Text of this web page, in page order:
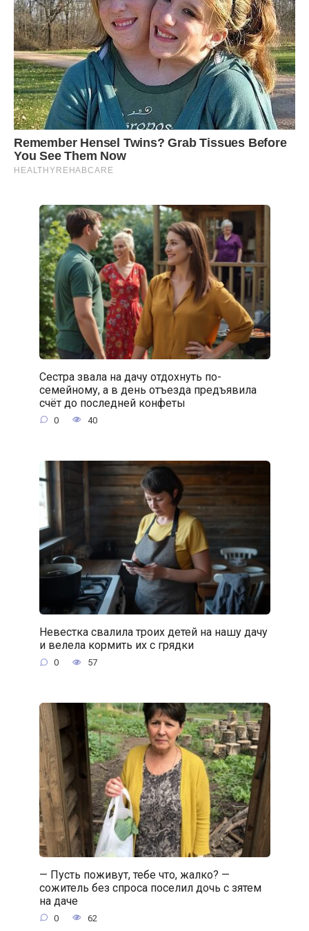
Сестра звала на дачу отдохнуть по-
семейному, а в день отъезда предъявила
счёт до последней конфеты
0 40
Невестка свалила троих детей на нашу дачу
и велела кормить их с грядки
0 57
— Пусть поживут, тебе что, жалко? —
сожитель без спроса поселил дочь с зятем
на даче
0 62